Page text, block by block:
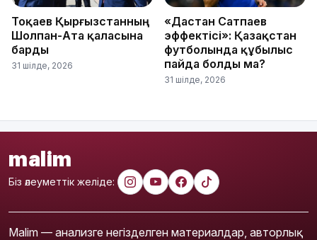
Тоқаев Қырғызстанның
Шолпан-Ата қаласына
барды
31 шілде, 2026
«Дастан Сатпаев
эффектісі»: Қазақстан
футболында құбылыс
пайда болды ма?
31 шілде, 2026
malim
Біз әлеуметтік желіде:
Malim — анализге негізделген материалдар, авторлық